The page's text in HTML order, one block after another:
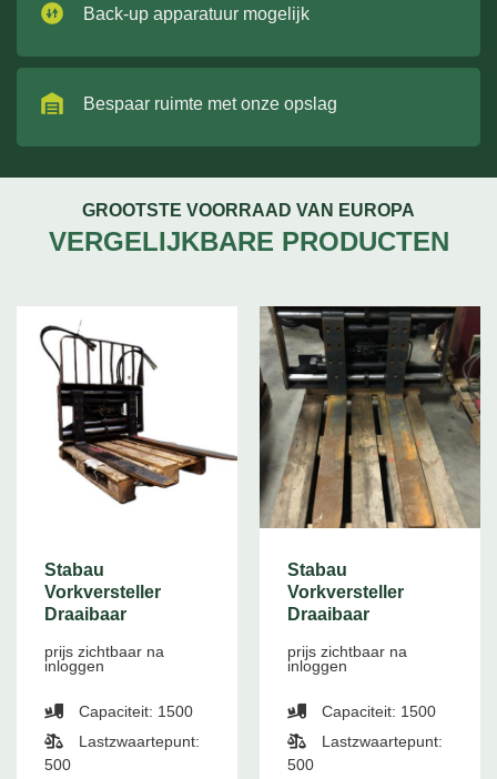
Back-up apparatuur mogelijk
Bespaar ruimte met onze opslag
GROOTSTE VOORRAAD VAN EUROPA
VERGELIJKBARE PRODUCTEN
Stabau
Vorkversteller
Draaibaar
prijs zichtbaar na
inloggen
Capaciteit: 1500
Lastzwaartepunt:
500
Stabau
Vorkversteller
Draaibaar
prijs zichtbaar na
inloggen
Capaciteit: 1500
Lastzwaartepunt:
500